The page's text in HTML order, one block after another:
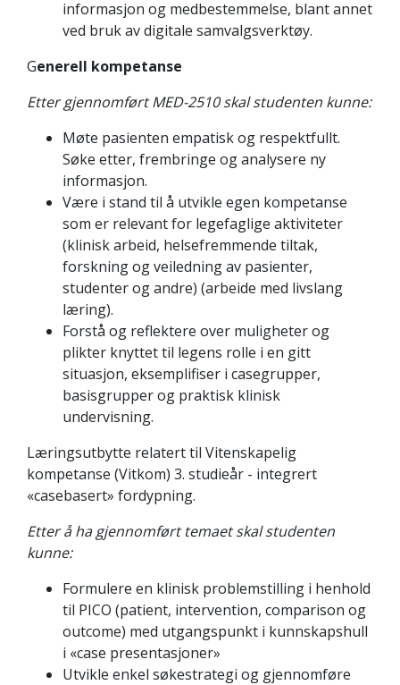
informasjon og medbestemmelse, blant annet
ved bruk av digitale samvalgsverktøy.
Generell kompetanse
Etter gjennomført MED-2510 skal studenten kunne:
Møte pasienten empatisk og respektfullt.
Søke etter, frembringe og analysere ny
informasjon.
Være i stand til å utvikle egen kompetanse
som er relevant for legefaglige aktiviteter
(klinisk arbeid, helsefremmende tiltak,
forskning og veiledning av pasienter,
studenter og andre) (arbeide med livslang
læring).
Forstå og reflektere over muligheter og
plikter knyttet til legens rolle i en gitt
situasjon, eksemplifiser i casegrupper,
basisgrupper og praktisk klinisk
undervisning.
Læringsutbytte relatert til Vitenskapelig
kompetanse (Vitkom) 3. studieår - integrert
«casebasert» fordypning.
Etter å ha gjennomført temaet skal studenten
kunne:
Formulere en klinisk problemstilling i henhold
til PICO (patient, intervention, comparison og
outcome) med utgangspunkt i kunnskapshull
i «case presentasjoner»
Utvikle enkel søkestrategi og gjennomføre